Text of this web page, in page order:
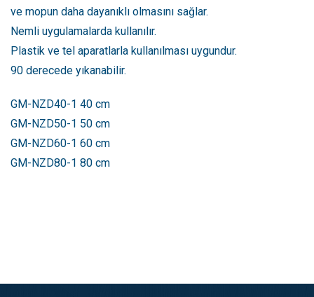
ve mopun daha dayanıklı olmasını sağlar.
Nemli uygulamalarda kullanılır.
Plastik ve tel aparatlarla kullanılması uygundur.
90 derecede yıkanabilir.
GM-NZD40-1 40 cm
GM-NZD50-1 50 cm
GM-NZD60-1 60 cm
GM-NZD80-1 80 cm